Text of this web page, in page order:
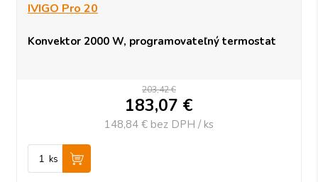
IVIGO Pro 20
Konvektor 2000 W, programovateľný termostat
203,42 €
183,07 €
148,84 € bez DPH / ks
ks